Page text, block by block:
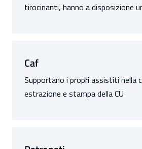
tirocinanti, hanno a disposizione
Caf
Supportano i propri assistiti nella
estrazione e stampa della CU